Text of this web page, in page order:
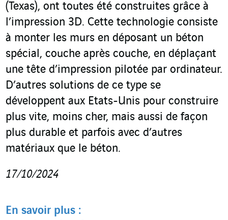
(Texas), ont toutes été construites grâce à
l’impression 3D. Cette technologie consiste
à monter les murs en déposant un béton
spécial, couche après couche, en déplaçant
une tête d’impression pilotée par ordinateur.
D’autres solutions de ce type se
développent aux Etats-Unis pour construire
plus vite, moins cher, mais aussi de façon
plus durable et parfois avec d’autres
matériaux que le béton.
17/10/2024
En savoir plus :